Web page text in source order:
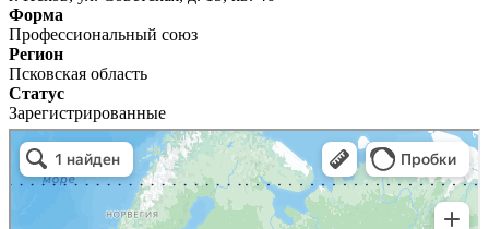
Форма
Профессиональный союз
Регион
Псковская область
Статус
Зарегистрированные